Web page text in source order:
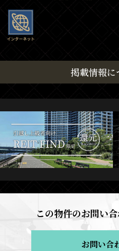
掲載情報に
この物件のお問い
お問い合